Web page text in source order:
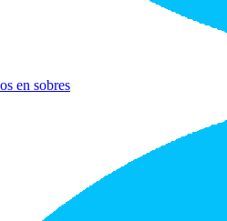
en sobres